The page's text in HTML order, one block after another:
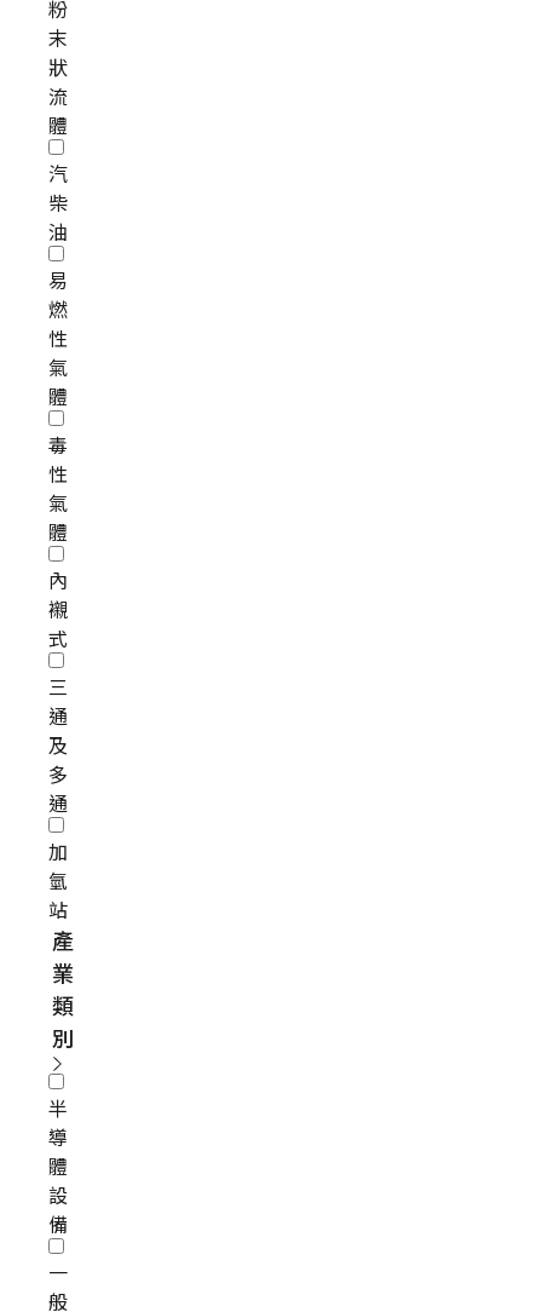
粉
末
狀
流
體
汽
柴
油
易
燃
性
氣
體
毒
性
氣
體
內
襯
式
三
通
及
多
通
加
氫
站
產
業
類
別
半
導
體
設
備
一
般